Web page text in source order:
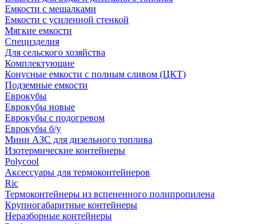
Емкости с мешалками
Емкости с усиленной стенкой
Мягкие емкости
Специзделия
Для сельского хозяйства
Комплектующие
Конусные емкости с полным сливом (ЦКТ)
Подземные емкости
Еврокубы
Еврокубы новые
Еврокубы с подогревом
Еврокубы б/у
Мини АЗС для дизельного топлива
Изотермические контейнеры
Polycool
Аксессуары для термоконтейнеров
Ric
Термоконтейнеры из вспененного полипропилена
Крупногабаритные контейнеры
Неразборные контейнеры